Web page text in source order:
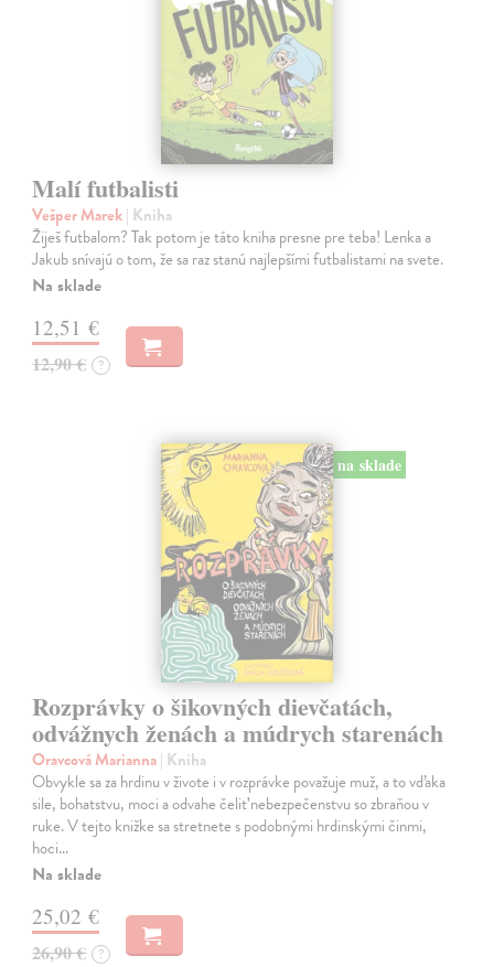
Malí futbalisti
Vešper Marek| Kniha
Žiješ futbalom? Tak potom je táto kniha presne pre teba! Lenka a
Jakub snívajú o tom, že sa raz stanú najlepšími futbalistami na svete.
Na sklade
12,51 €
12,90 € ?
na sklade
Rozprávky o šikovných dievčatách,
odvážnych ženách a múdrych starenách
Oravcová Marianna| Kniha
Obvykle sa za hrdinu v živote i v rozprávke považuje muž, a to vďaka
sile, bohatstvu, moci a odvahe čeliť nebezpečenstvu so zbraňou v
ruke. V tejto knižke sa stretnete s podobnými hrdinskými činmi,
hoci…
Na sklade
25,02 €
26,90 € ?